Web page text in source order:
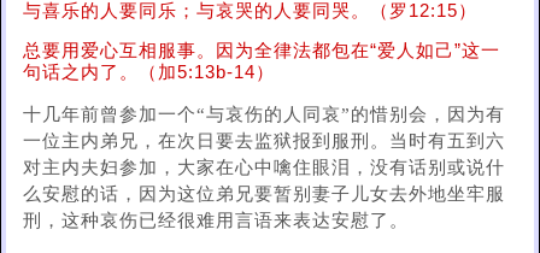
与喜乐的人要同乐；与哀哭的人要同哭。（罗12:15）
总要用爱心互相服事。因为全律法都包在“爱人如己”这一
句话之内了。（加5:13b-14）
十几年前曾参加一个“与哀伤的人同哀”的惜别会，因为有
一位主内弟兄，在次日要去监狱报到服刑。当时有五到六
对主内夫妇参加，大家在心中噙住眼泪，没有话别或说什
么安慰的话，因为这位弟兄要暂别妻子儿女去外地坐牢服
刑，这种哀伤已经很难用言语来表达安慰了。